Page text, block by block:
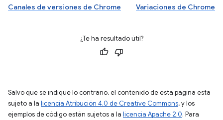
Canales de versiones de Chrome
Variaciones de Chrome
¿Te ha resultado útil?
Salvo que se indique lo contrario, el contenido de esta página está
sujeto a la licencia Atribución 4.0 de Creative Commons, y los
ejemplos de código están sujetos a la licencia Apache 2.0. Para